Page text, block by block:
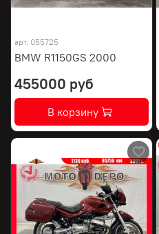
арт. 055725
BMW R1150GS 2000
455000 руб
В корзину